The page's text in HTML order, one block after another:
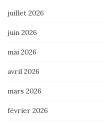
juillet 2026
juin 2026
mai 2026
avril 2026
mars 2026
février 2026